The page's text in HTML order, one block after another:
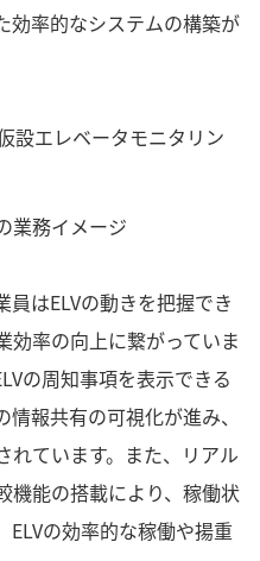
効率的なシステムの構築が
設エレベータモニタリン
業務イメージ
はELVの動きを把握でき
効率の向上に繋がっていま
の周知事項を表示できる
報共有の可視化が進み、
れています。また、リアル
機能の搭載により、稼働状
の効率的な稼働や揚重